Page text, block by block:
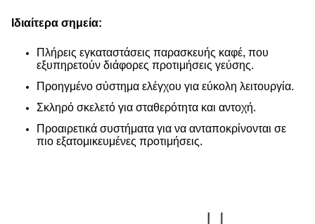
Ιδιαίτερα σημεία:
Πλήρεις εγκαταστάσεις παρασκευής καφέ, που
εξυπηρετούν διάφορες προτιμήσεις γεύσης.
Προηγμένο σύστημα ελέγχου για εύκολη λειτουργία.
Σκληρό σκελετό για σταθερότητα και αντοχή.
Προαιρετικά συστήματα για να ανταποκρίνονται σε
πιο εξατομικευμένες προτιμήσεις.